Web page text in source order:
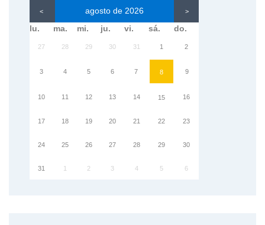
< agosto de 2026 >
lu. ma. mi. ju. vi. sá. do.
27 28 29 30 31 1 2
3 4 5 6 7 8 9
10 11 12 13 14 15 16
17 18 19 20 21 22 23
24 25 26 27 28 29 30
31 1 2 3 4 5 6